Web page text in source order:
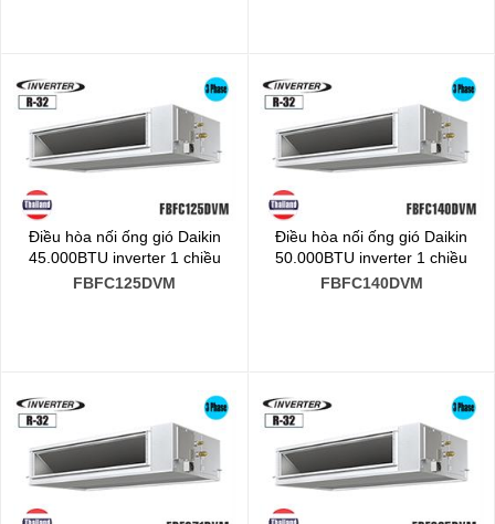
Điều hòa nối ống gió Daikin
45.000BTU inverter 1 chiều
FBFC125DVM
Điều hòa nối ống gió Daikin
50.000BTU inverter 1 chiều
FBFC140DVM